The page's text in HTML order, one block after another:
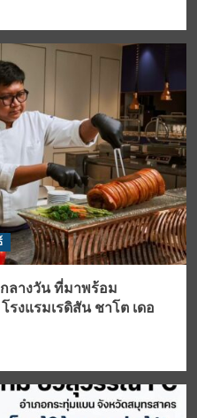
ลางวัน ที่มาพร้อม
รงแรมเรดิสัน ชาโต เดอ